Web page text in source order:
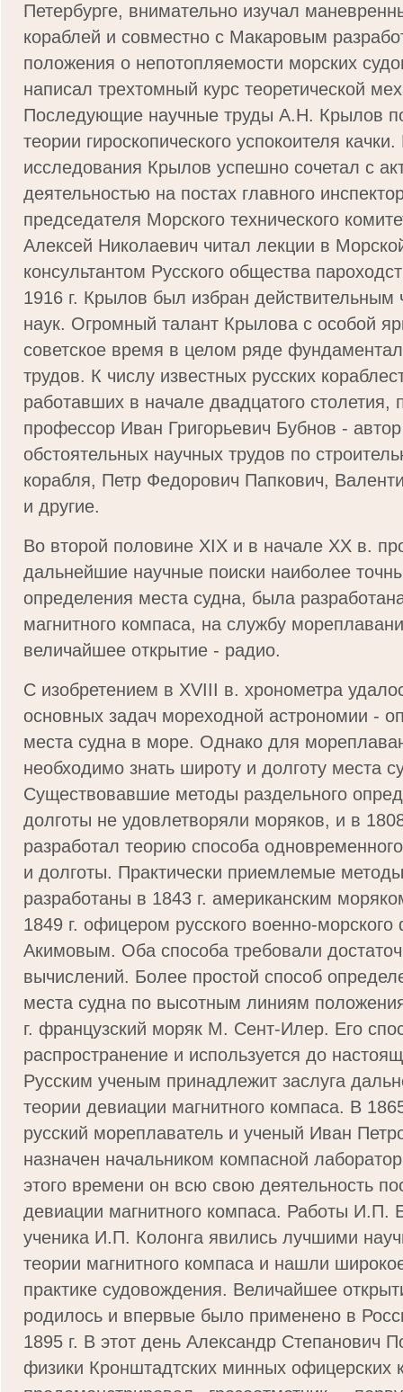
Петербурге, внимательно изучал
кораблей и совместно с Макаровым
положения о непотопляемости морских
написал трехтомный курс теоретической
Последующие научные труды А.Н. Крылов
теории гироскопического успокоителя
исследования Крылов успешно сочетал с
деятельностью на постах главного
председателя Морского технического
Алексей Николаевич читал лекции в
консультантом Русского общества
1916 г. Крылов был избран
наук. Огромный талант Крылова с особой
советское время в целом ряде
трудов. К числу известных русских
работавших в начале двадцатого столетия,
профессор Иван Григорьевич Бубнов -
обстоятельных научных трудов по
корабля, Петр Федорович Папкович,
и другие.
Во второй половине XIX и в начале XX в.
дальнейшие научные поиски наиболее
определения места судна, была
магнитного компаса, на службу
величайшее открытие - радио.
С изобретением в XVIII в. хронометра
основных задач мореходной астрономии -
места судна в море. Однако для
необходимо знать широту и долготу места
Существовавшие методы раздельного
долготы не удовлетворяли моряков, и в
разработал теорию способа
и долготы. Практически приемлемые
разработаны в 1843 г. американским
1849 г. офицером русского военно-
Акимовым. Оба способа требовали
вычислений. Более простой способ
места судна по высотным линиям
г. французский моряк М. Сент-Илер. Его
распространение и используется до
Русским ученым принадлежит заслуга
теории девиации магнитного компаса. В
русский мореплаватель и ученый Иван
назначен начальником компасной
этого времени он всю свою деятельность
девиации магнитного компаса. Работы И.П.
ученика И.П. Колонга явились лучшими
теории магнитного компаса и нашли
практике судовождения. Величайшее
родилось и впервые было применено в
1895 г. В этот день Александр Степанович
физики Кронштадтских минных офицерских